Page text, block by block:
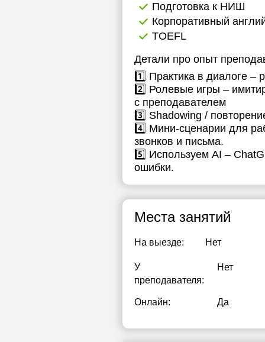
Подготовка к НИШ
Корпоративный
TOEFL
Детали про опыт
1️⃣ Практика в диалоге –
2️⃣ Ролевые игры –
с преподавателем
3️⃣ Shadowing /
4️⃣ Мини-сценарии для
звонков и письма.
5️⃣ Используем AI –
ошибки.
Места занятий
На выезде: Нет
У
преподавателя:
Нет
Онлайн: Да